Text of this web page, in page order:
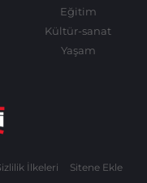
Eğitim
Kültür-sanat
Yaşam
İlkeleri Sitene Ekle